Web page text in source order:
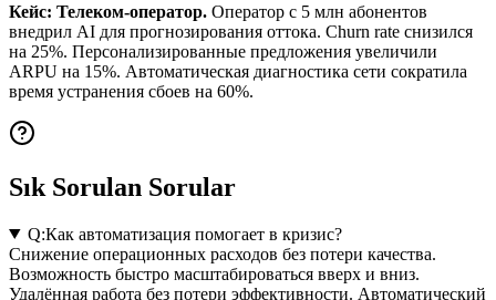
Кейс: Телеком-оператор. Оператор с 5 млн абонентов
внедрил AI для прогнозирования оттока. Churn rate снизился
на 25%. Персонализированные предложения увеличили
ARPU на 15%. Автоматическая диагностика сети сократила
время устранения сбоев на 60%.
Sık Sorulan Sorular
Q:Как автоматизация помогает в кризис?
Снижение операционных расходов без потери качества.
Возможность быстро масштабироваться вверх и вниз.
Удалённая работа без потери эффективности. Автоматический